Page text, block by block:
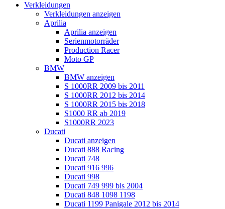
Verkleidungen
Verkleidungen anzeigen
Aprilia
Aprilia anzeigen
Serienmotorräder
Production Racer
Moto GP
BMW
BMW anzeigen
S 1000RR 2009 bis 2011
S 1000RR 2012 bis 2014
S 1000RR 2015 bis 2018
S1000 RR ab 2019
S1000RR 2023
Ducati
Ducati anzeigen
Ducati 888 Racing
Ducati 748
Ducati 916 996
Ducati 998
Ducati 749 999 bis 2004
Ducati 848 1098 1198
Ducati 1199 Panigale 2012 bis 2014